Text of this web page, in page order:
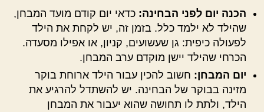
הכנה יום לפני הבחינה: כדאי יום קודם מועד המבחן,
שהילד לא ילמד כלל. בזמן זה, יש לקחת את הילד
לפעולה כיפית: גן שעשועים, קניון, או אפילו מסעדה.
הכרחי שהילד יישן מוקדם ערב המבחן.
יום המבחן: חשוב להכין עבור הילד ארוחת בוקר
מזינה בבוקר של הבחינה. יש להשתדל להרגיע את
הילד, ולתת לו תחושה שהוא יעבור את המבחן